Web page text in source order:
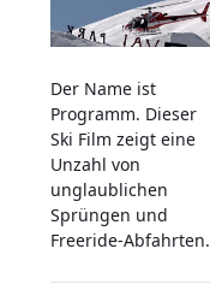
Der Name ist
Programm. Dieser
Ski Film zeigt eine
Unzahl von
unglaublichen
Sprüngen und
Freeride-Abfahrten.